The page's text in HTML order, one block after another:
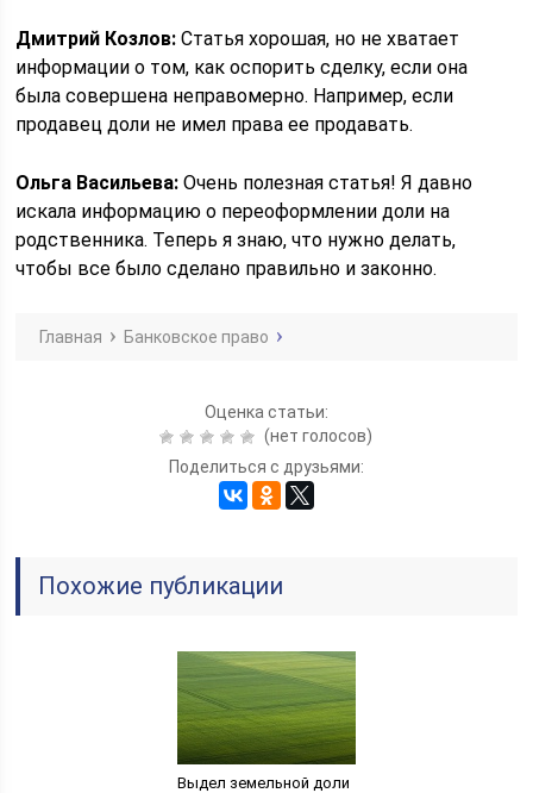
Дмитрий Козлов: Статья хорошая, но не хватает
информации о том, как оспорить сделку, если она
была совершена неправомерно. Например, если
продавец доли не имел права ее продавать.
Ольга Васильева: Очень полезная статья! Я давно
искала информацию о переоформлении доли на
родственника. Теперь я знаю, что нужно делать,
чтобы все было сделано правильно и законно.
Главная Банковское право
Оценка статьи:
(нет голосов)
Поделиться с друзьями:
Похожие публикации
Выдел земельной доли